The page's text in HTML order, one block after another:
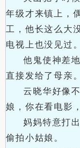
年级才来镇上，
工，他长这么大
电视上也没见过。
他鬼使神差
直接发给了母亲。
云晓华好像
娘，你在看电影
妈妈特意打
偷拍小姑娘。